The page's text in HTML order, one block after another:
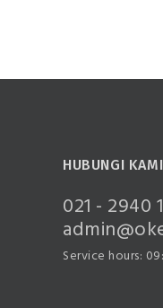
HUBUNGI KAMI
021 - 2940
Service hours: